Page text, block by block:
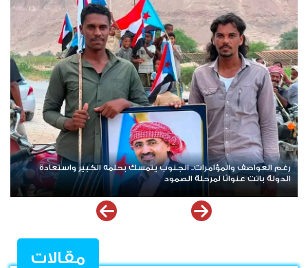
قوات الطوارئ اليمنية بين نشوة التفاخر بالأمس ودموع التماسيح اليوم
مقالات